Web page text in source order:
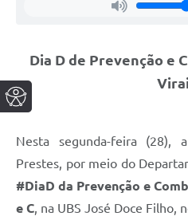
Dia D de Prevenção e
Nesta segunda-feira (28),
Prestes, por meio do
#DiaD da Prevenção e
e C , na UBS José Doce Filho,